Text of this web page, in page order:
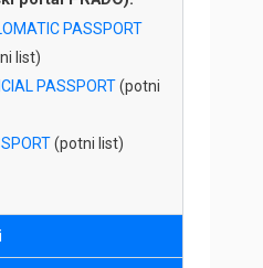
PASSPORT
list)
PASSPORT(potni
(potni list)